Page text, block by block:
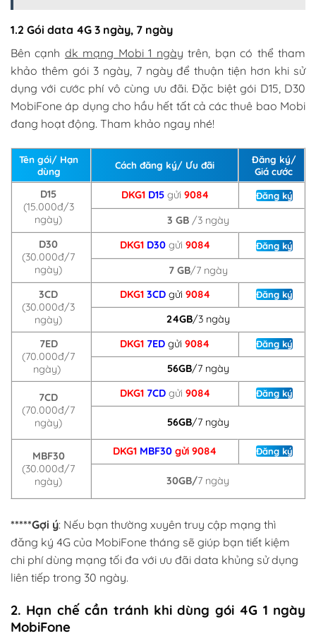
1.2 Gói data 4G 3 ngày, 7 ngày
Bên cạnh dk mạng Mobi 1 ngày trên, bạn có thể tham
khảo thêm gói 3 ngày, 7 ngày để thuận tiện hơn khi sử
dụng với cước phí vô cùng ưu đãi. Đặc biệt gói D15, D30
MobiFone áp dụng cho hầu hết tất cả các thuê bao Mobi
đang hoạt động. Tham khảo ngay nhé!
Tên gói/ Hạn
dùng
Cách đăng ký/ Ưu đãi
Đăng ký/
Giá cước
D15
(15.000đ/3
ngày)
DKG1 D15 gửi 9084 Đăng ký
3 GB /3 ngày
D30
(30.000đ/7
ngày)
DKG1 D30 gửi 9084 Đăng ký
7 GB/7 ngày
3CD
(30.000đ/3
ngày)
DKG1 3CD gửi 9084 Đăng ký
24GB/3 ngày
7ED
(70.000đ/7
ngày)
DKG1 7ED gửi 9084 Đăng ký
56GB/7 ngày
7CD
(70.000đ/7
ngày)
DKG1 7CD gửi 9084 Đăng ký
56GB/7 ngày
MBF30
(30.000đ/7
ngày)
DKG1 MBF30 gửi 9084 Đăng ký
30GB/7 ngày
*****Gợi ý: Nếu bạn thường xuyên truy cập mạng thì
đăng ký 4G của MobiFone tháng sẽ giúp bạn tiết kiệm
chi phí dùng mạng tối đa với ưu đãi data khủng sử dụng
liên tiếp trong 30 ngày.
2. Hạn chế cần tránh khi dùng gói 4G 1 ngày
MobiFone